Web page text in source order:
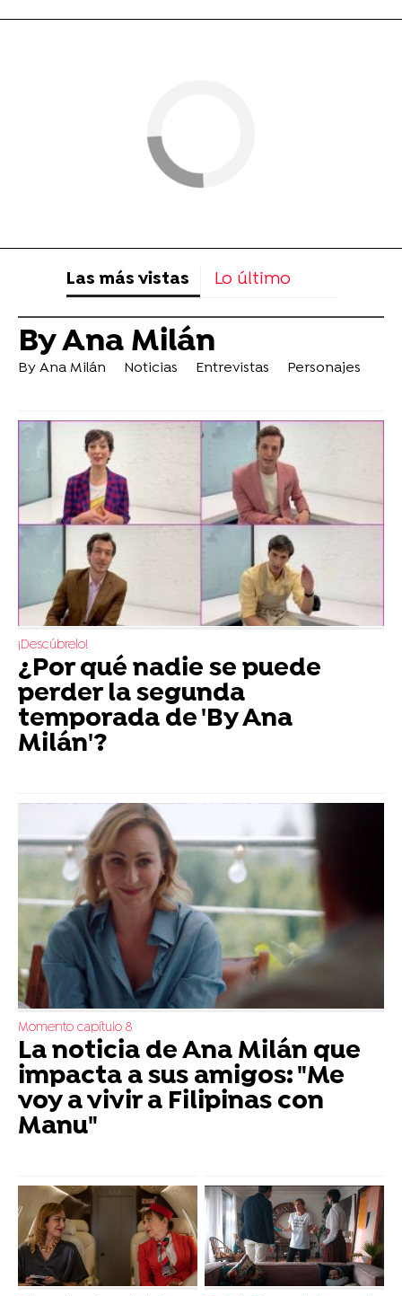
Las más vistas Lo último
By Ana Milán
By Ana Milán Noticias Entrevistas Personajes
¡Descúbrelo!
¿Por qué nadie se puede
perder la segunda
temporada de 'By Ana
Milán'?
Momento capítulo 8
La noticia de Ana Milán que
impacta a sus amigos: "Me
voy a vivir a Filipinas con
Manu"